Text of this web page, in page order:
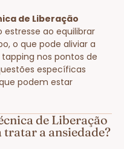
de Liberação
estresse ao equilibrar
o que pode aliviar a
nos pontos de
específicas
podem estar
de Liberação
a ansiedade?